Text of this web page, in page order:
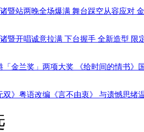
暨站两晚全场爆满 舞台踩空从容应对
暨开唱诚意拉满 下台握手 全新造型 限
「金兰奖」两项大奖 《给时间的情书》
双》粤语改编《言不由衷》 与遗憾思绪